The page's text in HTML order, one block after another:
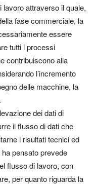
attraverso il quale,
fase commerciale, la
essere
tutti i processi
contribuiscono alla
l’incremento
delle macchine, la
dei dati di
il flusso di dati che
i risultati tecnici ed
pensato prevede
flusso di lavoro, con
per quanto riguarda la